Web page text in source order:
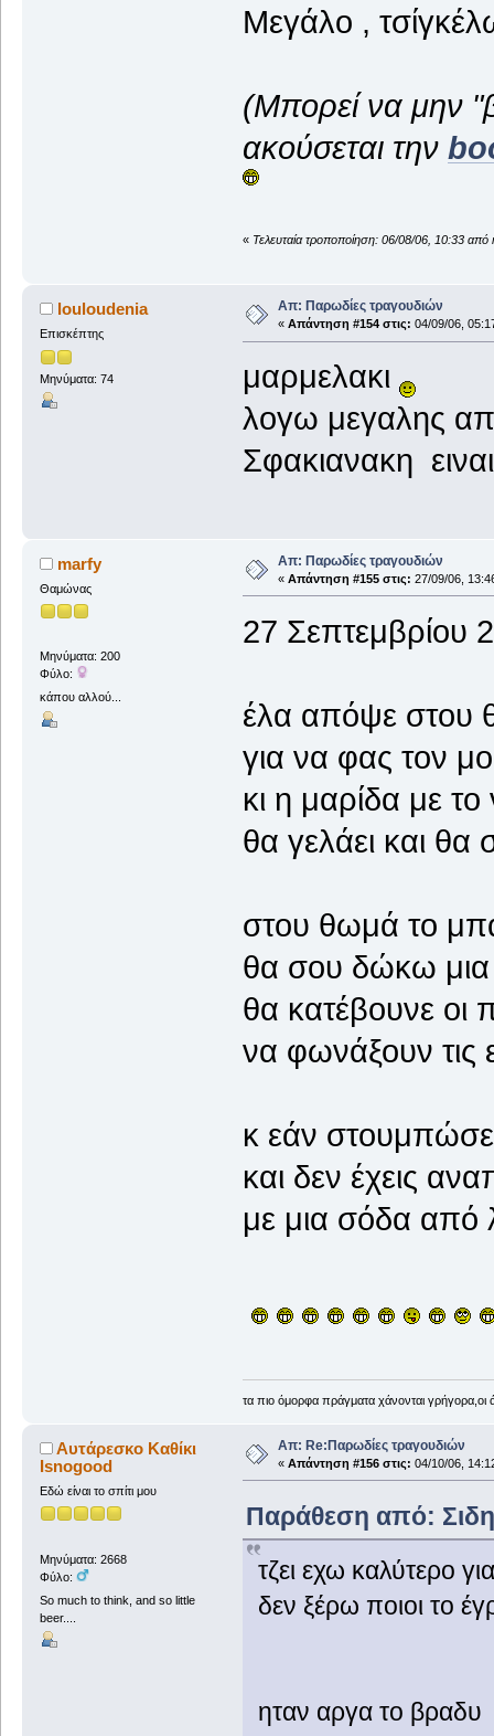
Μεγάλο ,
(Μπορεί να μην
ακούσεται την
« Τελευταία τροποποίηση: 06/08/06, 10:33 από
louloudenia
Επισκέπτης
Μηνύματα: 74
Απ: Παρωδίες τραγουδιών
« Απάντηση #154 στις: 04/09/06,
μαρμελακι
λογω μεγαλης
Σφακιανακη
marfy
Θαμώνας
Μηνύματα: 200
Φύλο:
κάπου αλλού...
Απ: Παρωδίες τραγουδιών
« Απάντηση #155 στις: 27/09/06,
27 Σεπτεμβρίου
έλα απόψε στου
για να φας τον
κι η μαρίδα με το
θα γελάει και θα
στου θωμά το
θα σου δώκω μια
θα κατέβουνε οι
να φωνάξουν τις
κ εάν
και δεν έχεις
με μια σόδα από
τα πιο όμορφα πράγματα χάνονται
Αυτάρεσκο Καθίκι
Isnogood
Εδώ είναι το σπίτι μου
Μηνύματα: 2668
Φύλο:
So much to think, and so little
beer....
Απ: Re:Παρωδίες τραγουδιών
« Απάντηση #156 στις: 04/10/06,
Παράθεση από:
τζει εχω καλύτερο
δεν ξέρω ποιοι το
ηταν αργα το βραδυ